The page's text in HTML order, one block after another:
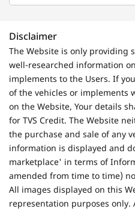
Disclaimer
The Website is only providing
well-researched information
implements to the Users. If
of the vehicles or implements
on the Website, Your details
for TVS Credit. The Website
the purchase and sale of any
information is displayed and
marketplace' in terms of
amended from time to time)
All images displayed on this
representation purposes only.